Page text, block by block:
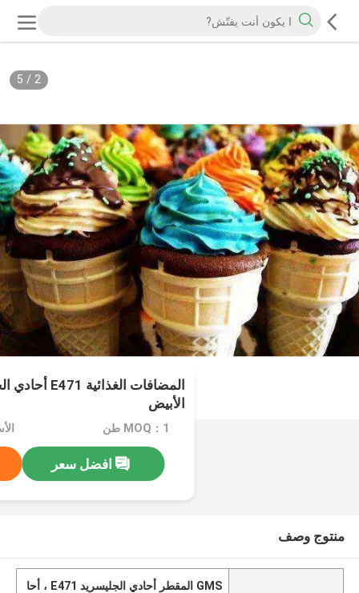
2
/
5
الأبيض
MOQ：1 طن
افضل سعر
منتوج وصف
GMS المقطر أحادي الجليسريد E471 ، أحا